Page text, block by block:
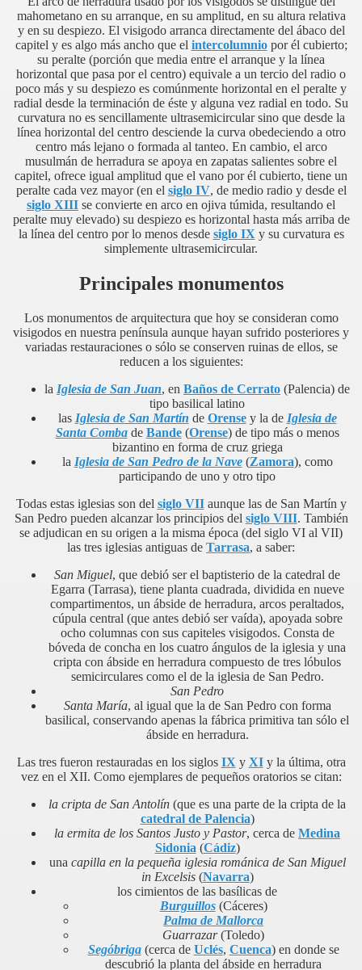
mahometano en su arranque, en su amplitud, en su altura relativa
y en su despiezo. El visigodo arranca directamente del ábaco del
capitel y es algo más ancho que el intercolumniopor él cubierto;
su peralte (porción que media entre el arranque y la línea
horizontal que pasa por el centro) equivale a un tercio del radio o
poco más y su despiezo es comúnmente horizontal en el peralte y
radial desde la terminación de éste y alguna vez radial en todo. Su
curvatura no es sencillamente ultrasemicircular sino que desde la
línea horizontal del centro desciende la curva obedeciendo a otro
centro más lejano o formada al tanteo. En cambio, el arco
musulmán de herradura se apoya en zapatas salientes sobre el
capitel, ofrece igual amplitud que el vano por él cubierto, tiene un
peralte cada vez mayor (en el siglo IV, de medio radio y desde el
siglo XIII se convierte en arco en ojiva túmida, resultando el
peralte muy elevado) su despiezo es horizontal hasta más arriba de
la línea del centro por lo menos desde siglo IX y su curvatura es
simplemente ultrasemicircular.
Principales monumentos
Los monumentos de arquitectura que hoy se consideran como
visigodos en nuestra península aunque hayan sufrido posteriores y
variadas restauraciones o sólo se conserven ruinas de ellos, se
reducen a los siguientes:
la Iglesia de San Juan, en Baños de Cerrato (Palencia) de
tipo basilical latino
las Iglesia de San Martín de Orensey la de Iglesia de
Santa Combade Bande(Orense) de tipo más o menos
bizantino en forma de cruz griega
la Iglesia de San Pedro de la Nave(Zamora), como
participando de uno y otro tipo
Todas estas iglesias son del siglo VIIaunque las de San Martín y
San Pedro pueden alcanzar los principios del siglo VIII. También
se adjudican en su origen a la misma época (del siglo VI al VII)
las tres iglesias antiguas de Tarrasa, a saber:
San Miguel, que debió ser el baptisterio de la catedral de
Egarra (Tarrasa), tiene planta cuadrada, dividida en nueve
compartimentos, un ábside de herradura, arcos peraltados,
cúpula central (que antes debió ser vaída), apoyada sobre
ocho columnas con sus capiteles visigodos. Consta de
bóveda de concha en los cuatro ángulos de la iglesia y una
cripta con ábside en herradura compuesto de tres lóbulos
semicirculares como el de la iglesia de San Pedro.
San Pedro
Santa María, al igual que la de San Pedro con forma
basilical, conservando apenas la fábrica primitiva tan sólo el
ábside en herradura.
Las tres fueron restauradas en los siglos IX y XIy la última, otra
vez en el XII. Como ejemplares de pequeños oratorios se citan:
la cripta de San Antolín (que es una parte de la cripta de la
catedral de Palencia)
la ermita de los Santos Justo y Pastor, cerca de Medina
Sidonia (Cádiz)
una capilla en la pequeña iglesia románica de San Miguel
in Excelsis(Navarra)
los cimientos de las basílicas de
Burguillos(Cáceres)
Palma de Mallorca
Guarrazar(Toledo)
Segóbriga(cerca de Uclés, Cuenca) en donde se
descubrió la planta del ábside en herradura